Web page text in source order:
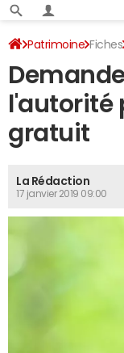
Patrimoine Fiches
Union
l'autorité
gratuit
La Rédaction
17 janvier 2019 09:00